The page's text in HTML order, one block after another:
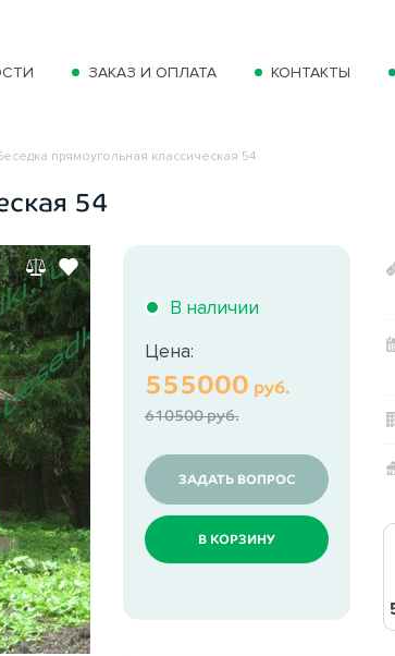
ЗАКАЗ И ОПЛАТА КОНТАКТЫ
прямоугольная классическая 54
54
В наличии
Цена:
555000 руб.
610500 руб.
ЗАДАТЬ ВОПРОС
В КОРЗИНУ